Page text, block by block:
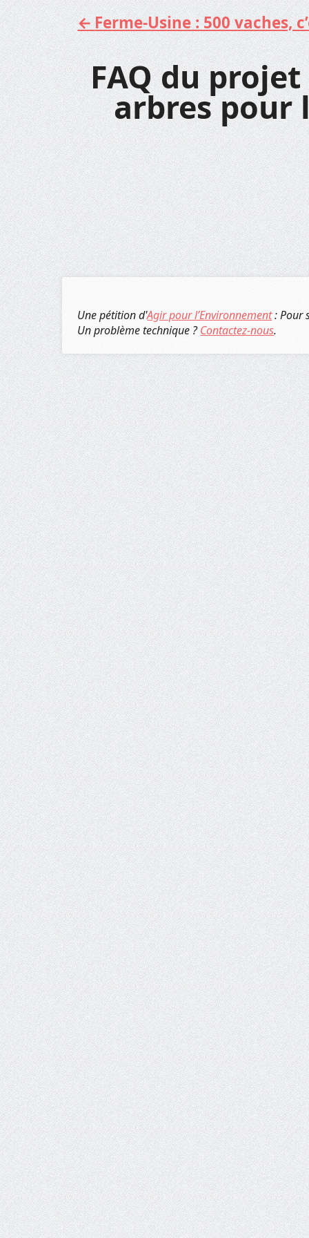
Aller
au
contenu
Ferme-Usine : 500 vaches,
FAQ du
arbres pour
Une pétition d'Agir pour l’Environnement: Pour
Un problème technique ?Contactez-nous.